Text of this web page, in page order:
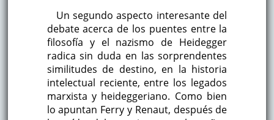
Un segundo aspecto interesante del
debate acerca de los puentes entre la
filosofía y el nazismo de Heidegger
radica sin duda en las sorprendentes
similitudes de destino, en la historia
intelectual reciente, entre los legados
marxista y heideggeriano. Como bien
lo apuntan Ferry y Renaut, después de